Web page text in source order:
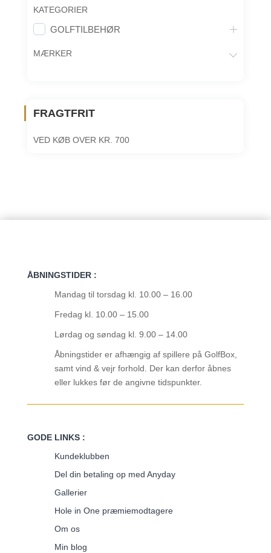
KATEGORIER
GOLFTILBEHØR
MÆRKER
FRAGTFRIT
VED KØB OVER KR. 700
ÅBNINGSTIDER :
Mandag til torsdag kl. 10.00 – 16.00
Fredag kl. 10.00 – 15.00
Lørdag og søndag kl. 9.00 – 14.00
Åbningstider er afhængig af spillere på GolfBox,
samt vind & vejr forhold. Der kan derfor åbnes
eller lukkes før de angivne tidspunkter.
GODE LINKS :
Kundeklubben
Del din betaling op med Anyday
Gallerier
Hole in One præmiemodtagere
Om os
Min blog